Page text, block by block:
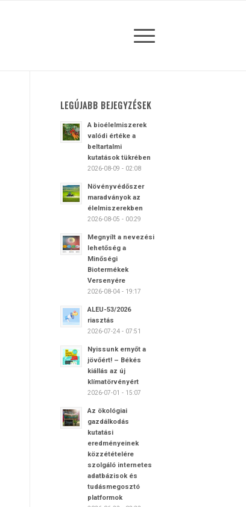
LEGÚJABB BEJEGYZÉSEK
A bioélelmiszerek
valódi értéke a
beltartalmi
kutatások tükrében
2026-08-09 - 02:08
Növényvédőszer
maradványok az
élelmiszerekben
2026-08-05 - 00:29
Megnyílt a nevezési
lehetőség a
Minőségi
Biotermékek
Versenyére
2026-08-04 - 19:17
ALEU-53/2026
riasztás
2026-07-24 - 07:51
Nyissunk ernyőt a
jövőért! – Békés
kiállás az új
klímatörvényért
2026-07-01 - 15:07
Az ökológiai
gazdálkodás
kutatási
eredményeinek
közzétételére
szolgáló internetes
adatbázisok és
tudásmegosztó
platformok